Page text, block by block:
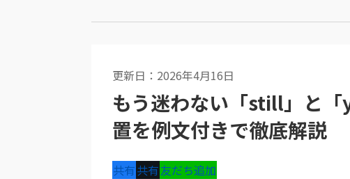
更新日：2026年4月16日
もう迷わない「still」と
置を例文付きで徹底解説
共有共有友だち追加